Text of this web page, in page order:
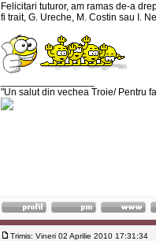
Felicitari tuturor, am ramas de-a
fi trait, G. Ureche, M. Costin sau I.
"Un salut din vechea Troie/ Pentru
Trimis: Vineri 02 Aprilie 2010 17:31:34